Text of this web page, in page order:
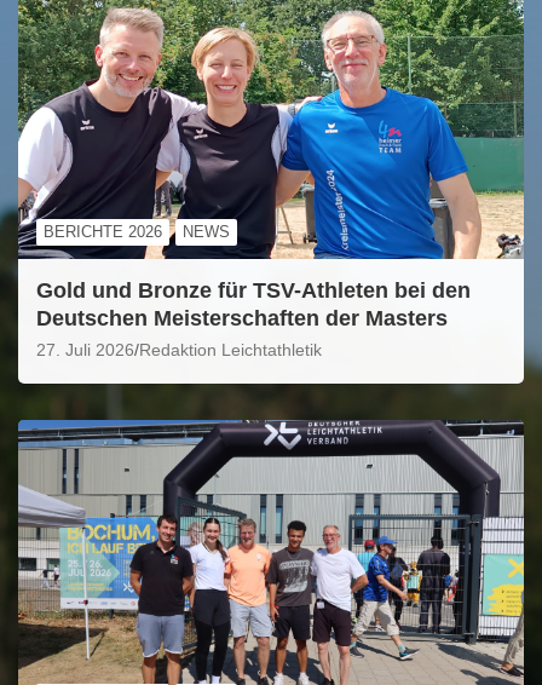
BERICHTE 2026 NEWS
Gold und Bronze für TSV-Athleten bei den
Deutschen Meisterschaften der Masters
27. Juli 2026 Redaktion Leichtathletik